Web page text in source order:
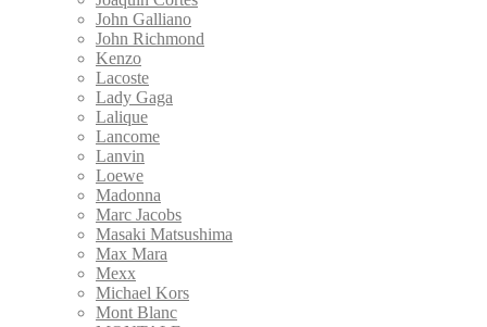
John Galliano
John Richmond
Kenzo
Lacoste
Lady Gaga
Lalique
Lancome
Lanvin
Loewe
Madonna
Marc Jacobs
Masaki Matsushima
Max Mara
Mexx
Michael Kors
Mont Blanc